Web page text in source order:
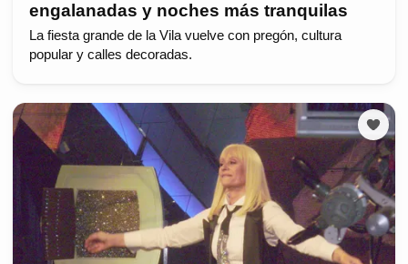
engalanadas y noches más tranquilas
La fiesta grande de la Vila vuelve con pregón, cultura
popular y calles decoradas.